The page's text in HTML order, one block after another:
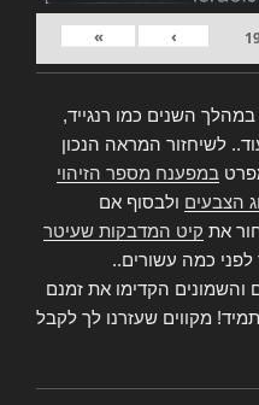
›
»
במהלך השנים כמו רנגייד,
לשיחזור המראה הנכון
במפענח מספר הזיהוי
הצבעים ולבסוף אם
את קיט המדבקות שעיטר
כמה עשורים..
והשמונים הקדימו את זמנם
מקווים שעזרנו לך לקבל